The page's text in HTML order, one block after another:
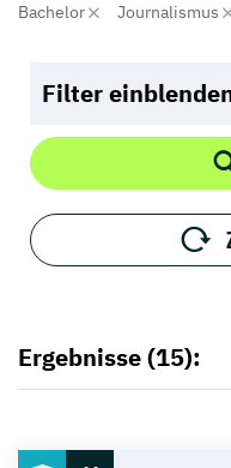
Bachelor Journalismus
Filter
Ergebnisse (15):